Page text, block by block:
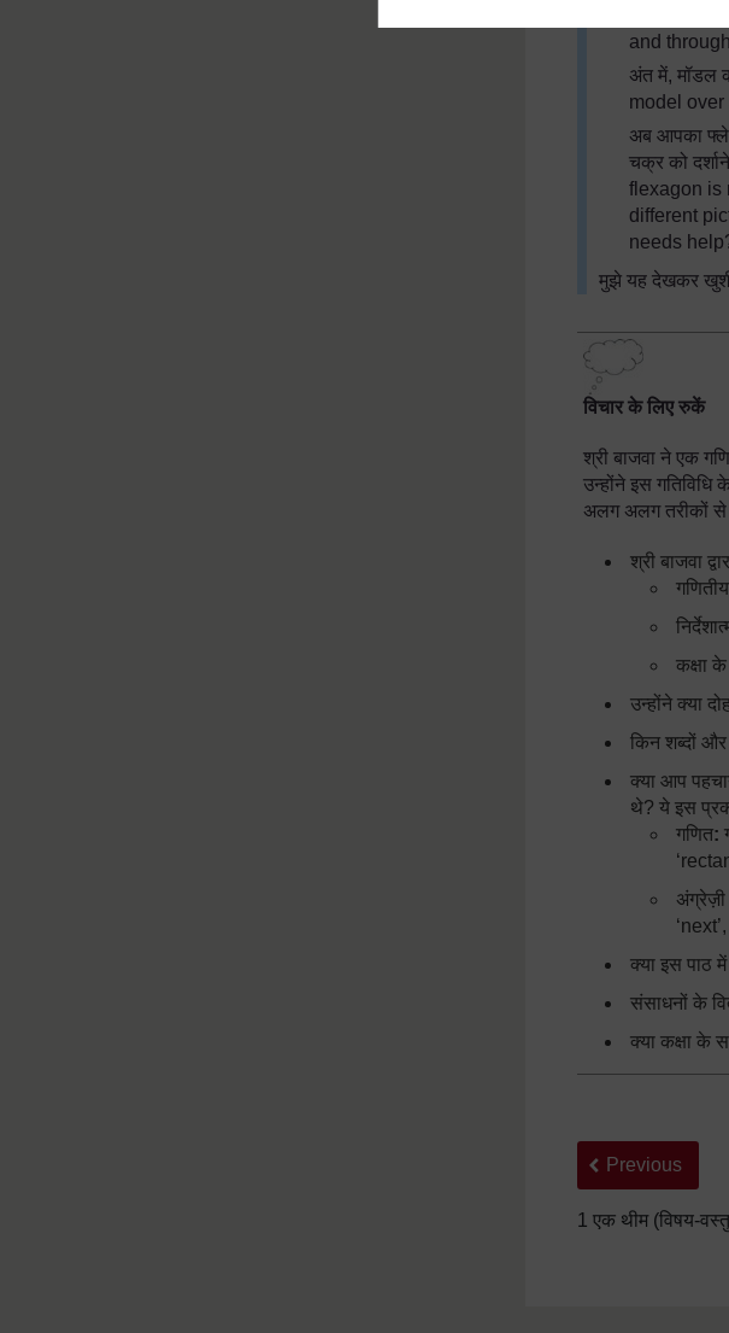
फिर एक
and
अंत में, मॉडल
model
अब आपका
चक्र को
flexagon is
different
needs
मुझे यह देखकर खुशी
विचार के लिए रुकें
श्री बाजवा ने एक
उन्होंने इस
अलग अलग तरीकों से
श्री बाजवा
गणितीय
कक्षा
उन्होंने क्या
किन शब्दों और
क्या आप
थे? ये इस
गणित:
अंग्रेज़ी
क्या इस पाठ
संसाधनों के
क्या कक्षा के
Back to previous
Previous
1 एक थीम (विषय-